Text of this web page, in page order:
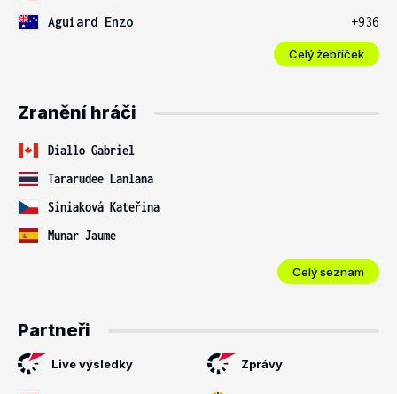
Aguiard Enzo
+936
Celý žebříček
Zranění hráči
Diallo Gabriel
Tararudee Lanlana
Siniaková Kateřina
Munar Jaume
Celý seznam
Partneři
Live výsledky Zprávy